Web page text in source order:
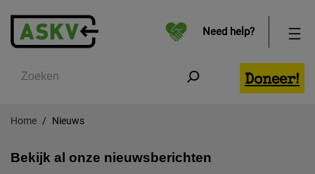
Zoeken
Doneer!
Need help?
Home Nieuws
Bekijk al onze nieuwsberichten